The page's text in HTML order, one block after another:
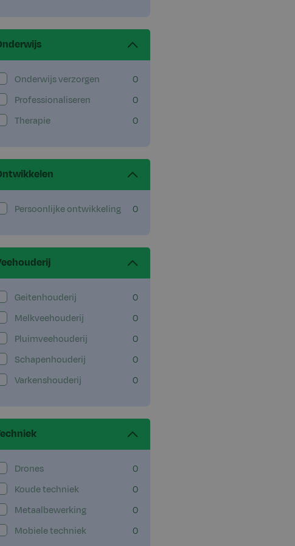
Onderwijs verzorgen
0
Professionaliseren
0
Therapie
0
Persoonlijke ontwikkeling 0
Geitenhouderij
0
Melkveehouderij
0
Pluimveehouderij
0
Schapenhouderij
0
Varkenshouderij
0
Drones
0
Koude techniek
0
Metaalbewerking
0
Mobiele techniek
0